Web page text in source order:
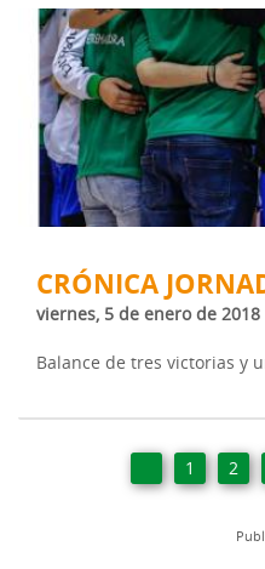
CRÓNICA
viernes, 5 de enero de 2018
Balance de tres victorias y
1 2